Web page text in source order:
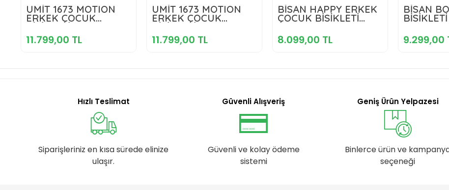
ÜMİT 1673 MOTION
ERKEK ÇOCUK
BİSİKLETİ V 16 JANT
ANTRASİT TURUNCU
11.799,00 TL
11.799,00 TL
Sepete Ekle
ÜMİT 1673 MOTION
ERKEK ÇOCUK
BİSİKLETİ V 16 JANT
HAKİ LİME
11.799,00 TL
11.799,00 TL
Sepete Ekle
BİSAN HAPPY ERKEK
ÇOCUK BİSİKLETİ
21CM V 12 JANT AÇIK
MAVİ YEŞİL
8.099,00 TL
8.099,00 TL BİSAN
9.299,00
Hızlı Teslimat
Siparişleriniz en kısa sürede elinize
ulaşır.
Güvenli Alışveriş
Güvenli ve kolay ödeme
sistemi
Geniş Ürün Yelpazesi
Binlerce ürün ve
seçeneği